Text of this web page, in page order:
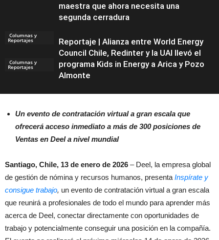
Columnas y
Reportajes
Columnas y
Reportajes
maestra que ahora necesita una
segunda cerradura
Columnas y
Reportaje | Alianza entre World Energy
Council Chile, Redinter y la UAI llevó el
programa Kids in Energy a Arica y Pozo
Almonte
Un evento de contratación virtual a gran escala que
ofrecerá acceso inmediato a más de 300 posiciones de
Ventas en Deel a nivel mundial
Santiago, Chile, 13 de enero de 2026 – Deel, la empresa global
de gestión de nómina y recursos humanos, presenta Inspírate y
consigue trabajo, un evento de contratación virtual a gran escala
que reunirá a profesionales de todo el mundo para aprender más
acerca de Deel, conectar directamente con oportunidades de
trabajo y potencialmente conseguir una posición en la compañía.